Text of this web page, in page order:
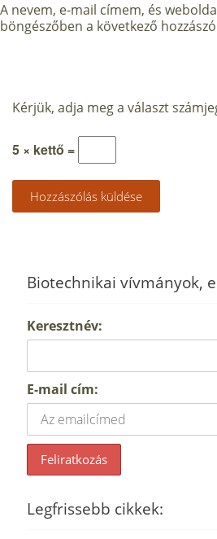
A nevem, e-mail címem, és
böngészőben a következő
Kérjük, adja meg a választ
5 × kettő =
Biotechnikai vívmányok,
Keresztnév:
E-mail cím:
Legfrissebb cikkek: